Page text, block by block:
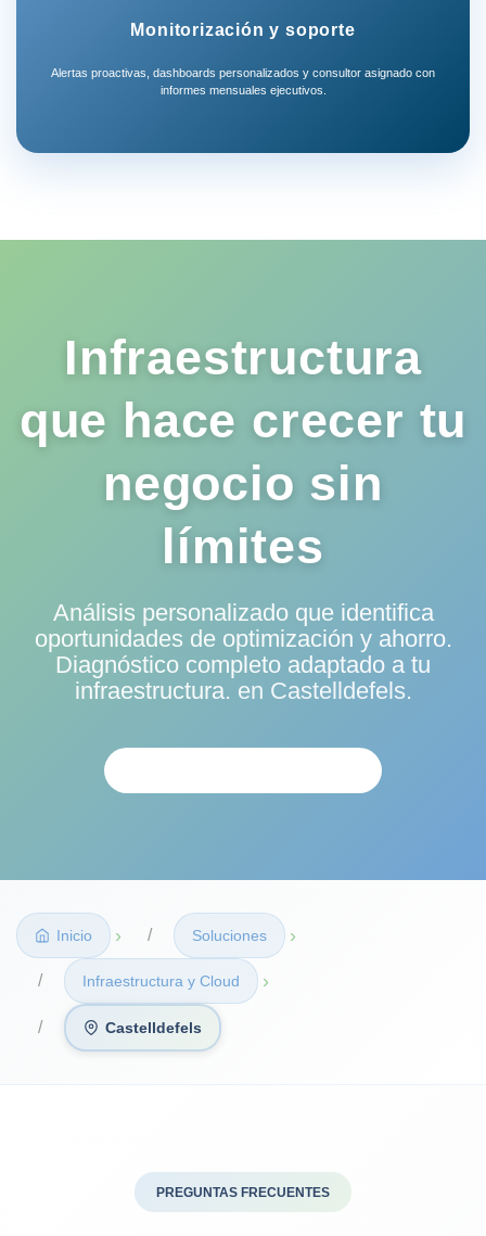
Monitorización y soporte
Alertas proactivas, dashboards personalizados y consultor asignado con
informes mensuales ejecutivos.
Infraestructura
que hace crecer tu
negocio sin
límites
Análisis personalizado que identifica
oportunidades de optimización y ahorro.
Diagnóstico completo adaptado a tu
infraestructura. en Castelldefels.
Inicio › Soluciones ›
Infraestructura y Cloud ›
Castelldefels
PREGUNTAS FRECUENTES